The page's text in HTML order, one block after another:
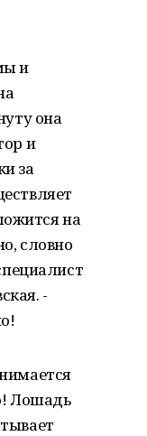
и
она
и
за
на
словно
-
Лошадь